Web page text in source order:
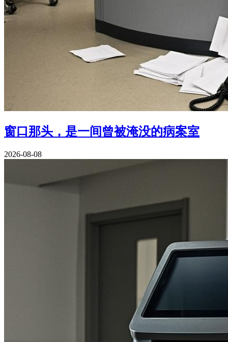
窗口那头，是一间曾被淹没的病案室
2026-08-08